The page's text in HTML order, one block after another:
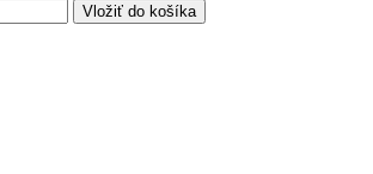
Vložiť do košíka